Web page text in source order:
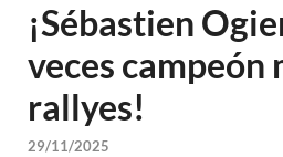
¡Sébastien
veces campeón
rallyes!
29/11/2025